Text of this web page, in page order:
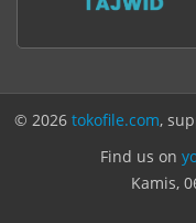
© 2026 tokofile.com,
Find us on
Kamis,